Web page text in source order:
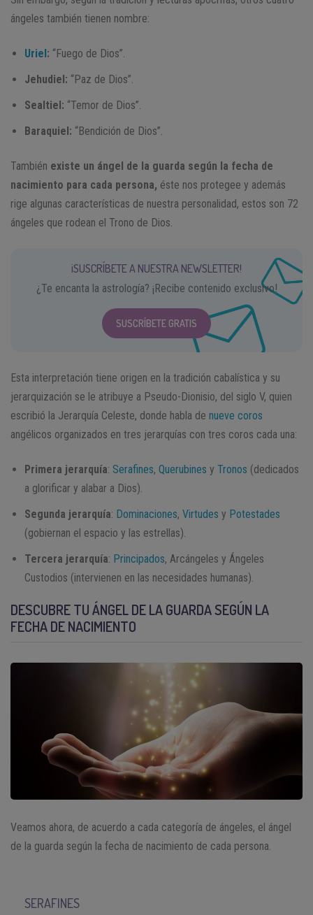
ángeles también tienen nombre:
Uriel: “Fuego de Dios”.
Jehudiel: “Paz de Dios”.
Sealtiel: “Temor de Dios”.
Baraquiel: “Bendición de Dios”.
También existe un ángel de la guarda según la fecha de
nacimiento para cada persona, éste nos protegee y además
rige algunas características de nuestra personalidad, estos son 72
ángeles que rodean el Trono de Dios.
¡SUSCRÍBETE A NUESTRA NEWSLETTER!
¿Te encanta la astrología? ¡Recibe contenido exclusivo!
SUSCRÍBETE GRATIS
Esta interpretación tiene origen en la tradición cabalística y su
jerarquización se le atribuye a Pseudo-Dionisio, del siglo V, quien
escribió la Jerarquía Celeste, donde habla de nueve coros
angélicos organizados en tres jerarquías con tres coros cada una:
Primera jerarquía: Serafines, Querubines y Tronos (dedicados
a glorificar y alabar a Dios).
Segunda jerarquía: Dominaciones, Virtudes y Potestades
(gobiernan el espacio y las estrellas).
Tercera jerarquía: Principados, Arcángeles y Ángeles
Custodios (intervienen en las necesidades humanas).
DESCUBRE TU ÁNGEL DE LA GUARDA SEGÚN LA
FECHA DE NACIMIENTO
Veamos ahora, de acuerdo a cada categoría de ángeles, el ángel
de la guarda según la fecha de nacimiento de cada persona.
SERAFINES